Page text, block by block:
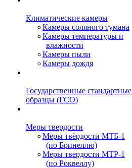
Климатические камеры
Камеры соляного тумана
Камеры температуры и
влажности
Камеры пыли
Камеры дождя
Государственные стандартные
образцы (ГСО)
Меры твердости
Меры твёрдости МТБ-1
(по Бринеллю)
Меры твердости МТР-1
(по Роквеллу)